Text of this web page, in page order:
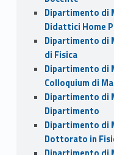
Dipartimento di
Didattici Home
Dipartimento di
di Fisica
Dipartimento di
Colloquium di
Dipartimento di
Dipartimento
Dipartimento di
Dottorato in